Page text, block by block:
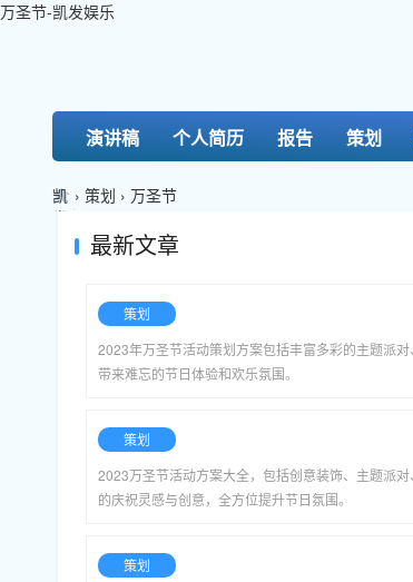
万圣节-凯发娱乐
演讲稿 个人简历 报告 策划
凯
发
› 策划 › 万圣节
最新文章
策划
2023年万圣节活动策划方案包括丰富多彩的主题派
带来难忘的节日体验和欢乐氛围。
策划
2023万圣节活动方案大全，包括创意装饰、主题派
的庆祝灵感与创意，全方位提升节日氛围。
策划